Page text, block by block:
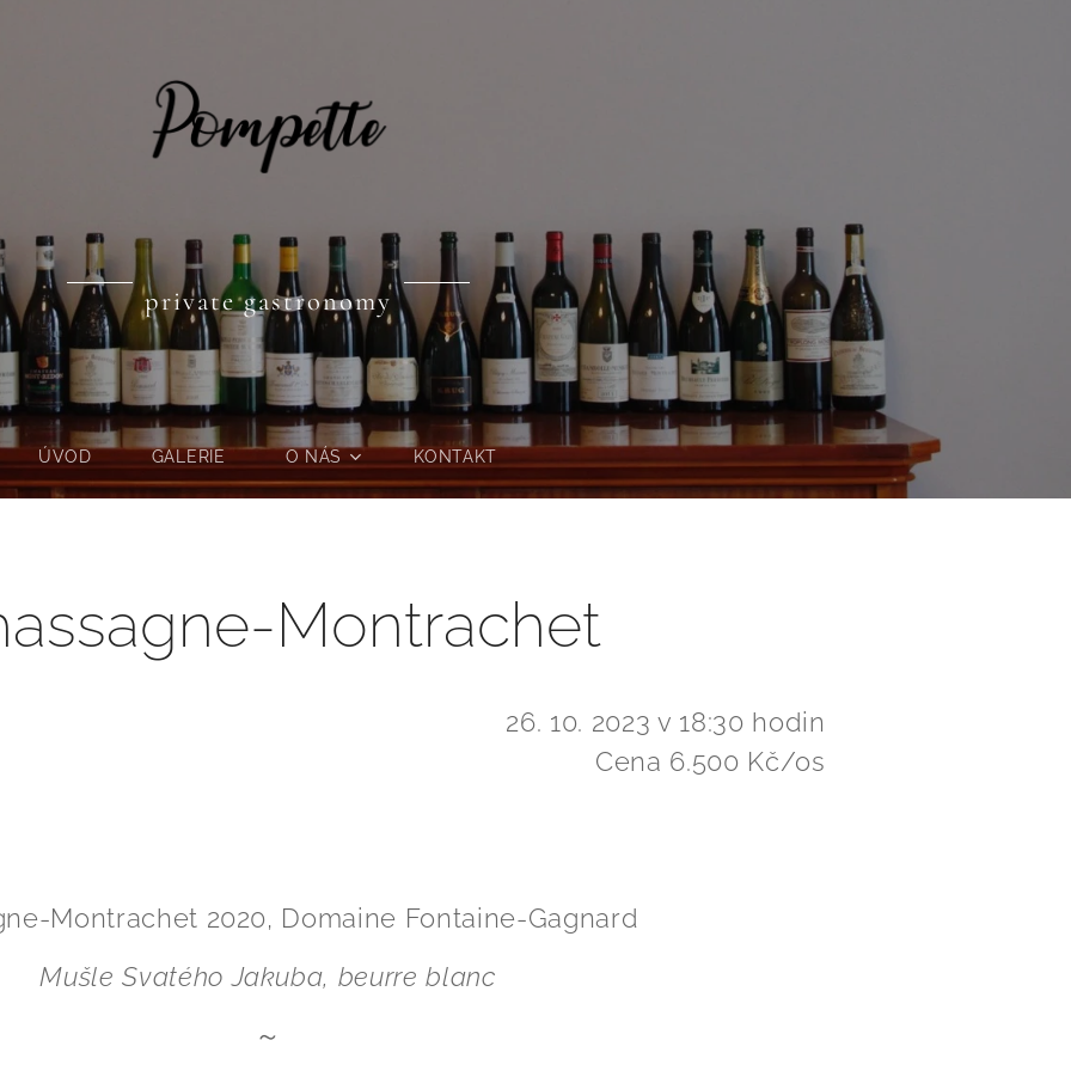
private gastronomy
ÚVOD GALERIE O NÁS KONTAKT
Montrachet
26. 10. 2023 v 18:30 hodin
Cena 6.500 Kč/os
Montrachet 2020, Domaine Fontaine-Gagnard
Mušle Svatého Jakuba, beurre blanc
～